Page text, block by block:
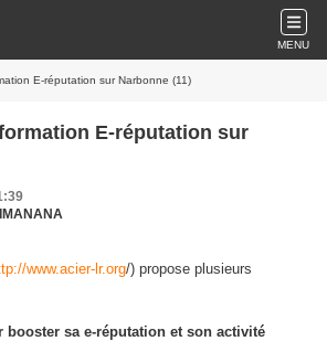
MENU
E-réputation sur Narbonne (11)
E-réputation sur
www.acier-lr.org/) propose plusieurs
booster sa e-réputation et son activité